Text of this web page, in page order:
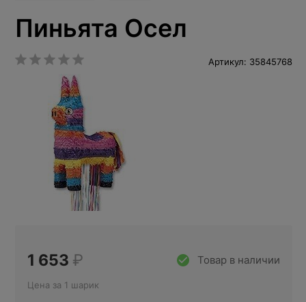
Пиньята Осел
Артикул: 35845768
Товар в наличии
1 653 ₽
Цена за 1 шарик